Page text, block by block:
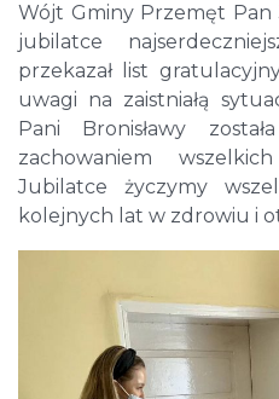
Wójt Gminy Przemęt Pan
jubilatce
przekazał list
uwagi na zaistniałą
Pani Bronisławy
zachowaniem
Jubilatce życzymy
kolejnych lat w zdrowiu i